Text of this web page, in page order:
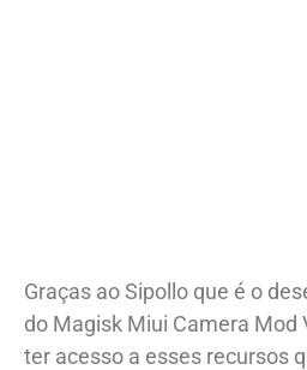
Graças ao Sipollo que é o
do Magisk Miui Camera Mod
ter acesso a esses recursos